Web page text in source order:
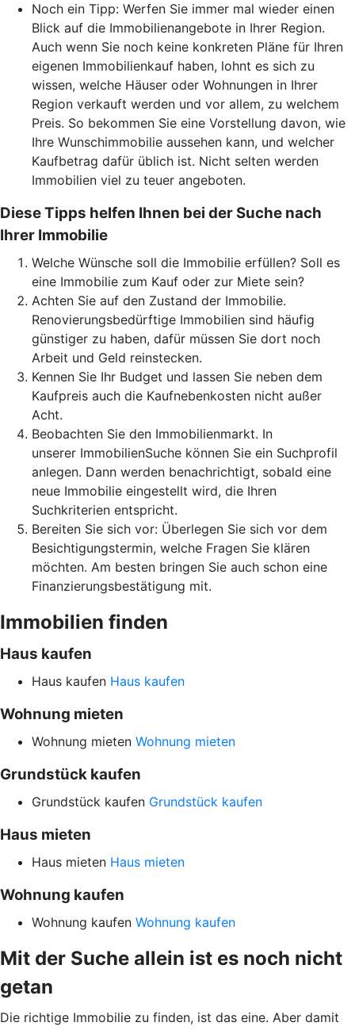
Noch ein Tipp: Werfen Sie immer mal wieder einen
Blick auf die Immobilienangebote in Ihrer Region.
Auch wenn Sie noch keine konkreten Pläne für Ihren
eigenen Immobilienkauf haben, lohnt es sich zu
wissen, welche Häuser oder Wohnungen in Ihrer
Region verkauft werden und vor allem, zu welchem
Preis. So bekommen Sie eine Vorstellung davon, wie
Ihre Wunschimmobilie aussehen kann, und welcher
Kaufbetrag dafür üblich ist. Nicht selten werden
Immobilien viel zu teuer angeboten.
Diese Tipps helfen Ihnen bei der Suche nach
Ihrer Immobilie
Welche Wünsche soll die Immobilie erfüllen? Soll es
eine Immobilie zum Kauf oder zur Miete sein?
Achten Sie auf den Zustand der Immobilie.
Renovierungsbedürftige Immobilien sind häufig
günstiger zu haben, dafür müssen Sie dort noch
Arbeit und Geld reinstecken.
Kennen Sie Ihr Budget und lassen Sie neben dem
Kaufpreis auch die Kaufnebenkosten nicht außer
Acht.
Beobachten Sie den Immobilienmarkt. In
unserer ImmobilienSuche können Sie ein Suchprofil
anlegen. Dann werden benachrichtigt, sobald eine
neue Immobilie eingestellt wird, die Ihren
Suchkriterien entspricht.
Bereiten Sie sich vor: Überlegen Sie sich vor dem
Besichtigungstermin, welche Fragen Sie klären
möchten. Am besten bringen Sie auch schon eine
Finanzierungsbestätigung mit.
Immobilien finden
Haus kaufen
Haus kaufen Haus kaufen
Wohnung mieten
Wohnung mieten Wohnung mieten
Grundstück kaufen
Grundstück kaufen Grundstück kaufen
Haus mieten
Haus mieten Haus mieten
Wohnung kaufen
Wohnung kaufen Wohnung kaufen
Mit der Suche allein ist es noch nicht
getan
Die richtige Immobilie zu finden, ist das eine. Aber damit